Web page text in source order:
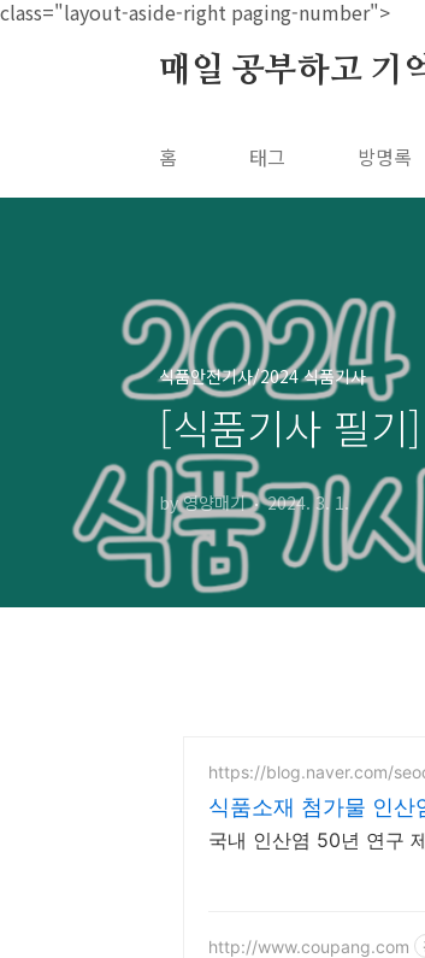
class="layout-aside-right paging-number">
본문 바로가기
매일 공부하고 기
홈 태그 방명록
식품안전기사/2024 식품기사
[식품기사 필
by 영양매기 2024. 3. 1.
https://blog.naver.com/
식품소재 첨가물 인산
국내 인산염 50년 연구
http://www.coupang.com